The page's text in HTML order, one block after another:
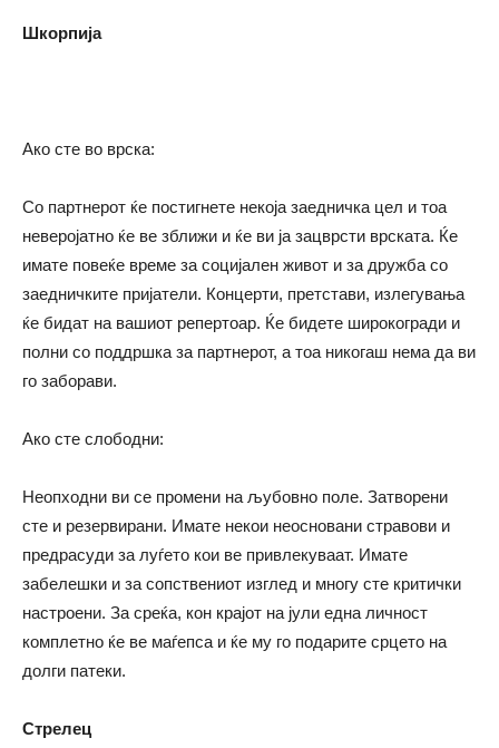
Шкорпија
Ако сте во врска:
Со партнерот ќе постигнете некоја заедничка цел и тоа
неверојатно ќе ве зближи и ќе ви ја зацврсти врската. Ќе
имате повеќе време за социјален живот и за дружба со
заедничките пријатели. Концерти, претстави, излегувања
ќе бидат на вашиот репертоар. Ќе бидете широкогради и
полни со поддршка за партнерот, а тоа никогаш нема да ви
го заборави.
Ако сте слободни:
Неопходни ви се промени на љубовно поле. Затворени
сте и резервирани. Имате некои неосновани стравови и
предрасуди за луѓето кои ве привлекуваат. Имате
забелешки и за сопствениот изглед и многу сте критички
настроени. За среќа, кон крајот на јули една личност
комплетно ќе ве маѓепса и ќе му го подарите срцето на
долги патеки.
Стрелец